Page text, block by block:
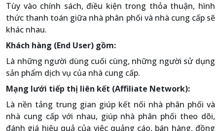
Tùy vào chính sách, điều kiện trong thỏa thuận, hình
thức thanh toán giữa nhà phân phối và nhà cung cấp sẽ
khác nhau.
Khách hàng (End User) gồm:
Là những người dùng cuối cùng, những người sử dụng
sản phẩm dịch vụ của nhà cung cấp.
Mạng lưới tiếp thị liên kết (Affiliate Network):
Là nền tảng trung gian giúp kết nối nhà phân phối và
nhà cung cấp với nhau, giúp nhà phân phối theo dõi,
đánh giá hiệu quả của việc quảng cáo, bán hàng, đồng